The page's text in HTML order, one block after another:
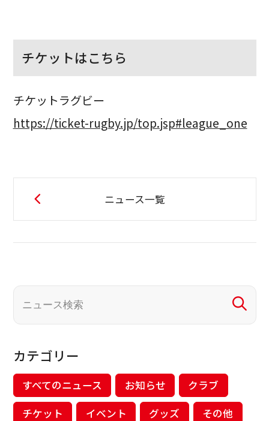
チケットはこちら
チケットラグビー
https://ticket-rugby.jp/top.jsp#league_one
ニュース一覧
カテゴリー
すべてのニュース お知らせ
クラブ
チケット
イベント グッズ その他